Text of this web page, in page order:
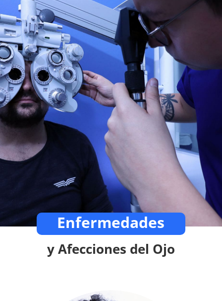
Enfermedades
y Afecciones del Ojo